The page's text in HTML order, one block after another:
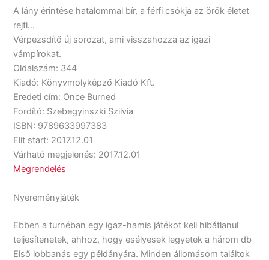
A lány érintése hatalommal bír, a férfi csókja az örök életet
rejti…
Vérpezsdítő új sorozat, ami visszahozza az igazi
vámpírokat.
Oldalszám: 344
Kiadó: Könyvmolyképző Kiadó Kft.
Eredeti cím: Once Burned
Fordító: Szebegyinszki Szilvia
ISBN: 9789633997383
Elit start: 2017.12.01
Várható megjelenés: 2017.12.01
Megrendelés
Nyereményjáték
Ebben a turnéban egy igaz-hamis játékot kell hibátlanul
teljesítenetek, ahhoz, hogy esélyesek legyetek a három db
Első lobbanás egy példányára. Minden állomásom találtok